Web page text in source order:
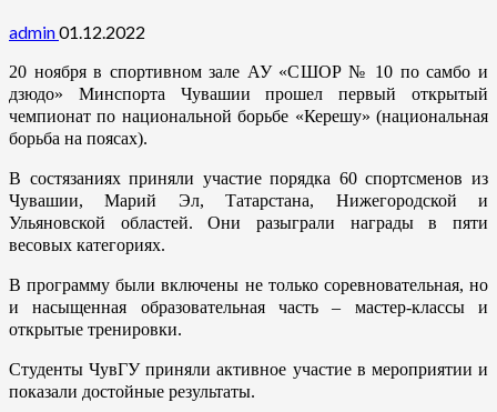
admin01.12.2022
20 ноября в спортивном зале АУ «СШОР № 10 по самбо и
дзюдо» Минспорта Чувашии прошел первый открытый
чемпионат по национальной борьбе «Керешу» (национальная
борьба на поясах).
В состязаниях приняли участие порядка 60 спортсменов из
Чувашии, Марий Эл, Татарстана, Нижегородской и
Ульяновской областей. Они разыграли награды в пяти
весовых категориях.
В программу были включены не только соревновательная, но
и насыщенная образовательная часть – мастер-классы и
открытые тренировки.
Студенты ЧувГУ приняли активное участие в мероприятии и
показали достойные результаты.